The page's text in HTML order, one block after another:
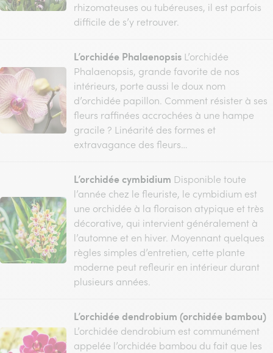
rhizomateuses ou tubéreuses, il est parfois
difficile de s’y retrouver.
L’orchidée Phalaenopsis L’orchidée
Phalaenopsis, grande favorite de nos
intérieurs, porte aussi le doux nom
d’orchidée papillon. Comment résister à ses
fleurs raffinées accrochées à une hampe
gracile ? Linéarité des formes et
extravagance des fleurs…
L’orchidée cymbidium Disponible toute
l’année chez le fleuriste, le cymbidium est
une orchidée à la floraison atypique et très
décorative, qui intervient généralement à
l’automne et en hiver. Moyennant quelques
règles simples d’entretien, cette plante
moderne peut refleurir en intérieur durant
plusieurs années.
L’orchidée dendrobium (orchidée bambou)
L’orchidée dendrobium est communément
appelée l’orchidée bambou du fait que les